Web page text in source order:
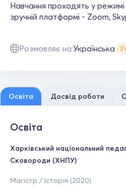
Навчання проходять у
зручній платформі - Zoom,
Розмовляє на:Українська
Освіта Досвід роботи
Освіта
Харківський національний
Сковороди (ХНПУ)
Магістр / Історія (2020)